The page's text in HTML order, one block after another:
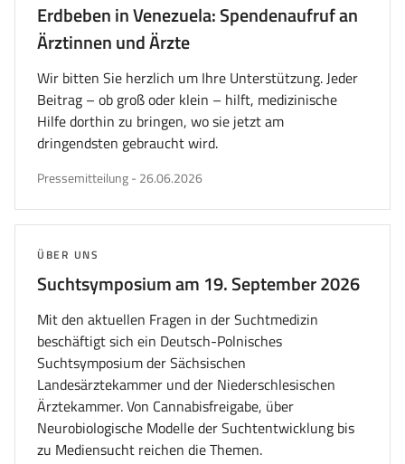
Erdbeben in Venezuela: Spendenaufruf an
Ärztinnen und Ärzte
Wir bitten Sie herzlich um Ihre Unterstützung. Jeder
Beitrag – ob groß oder klein – hilft, medizinische
Hilfe dorthin zu bringen, wo sie jetzt am
dringendsten gebraucht wird.
Pressemitteilungveröffentlicht
- 26.06.2026
Suchtsymposium am 19. September 2026
THEMA:
ÜBER UNS
Mit den aktuellen Fragen in der Suchtmedizin
beschäftigt sich ein Deutsch-Polnisches
Suchtsymposium der Sächsischen
Landesärztekammer und der Niederschlesischen
Ärztekammer. Von Cannabisfreigabe, über
Neurobiologische Modelle der Suchtentwicklung bis
zu Mediensucht reichen die Themen.